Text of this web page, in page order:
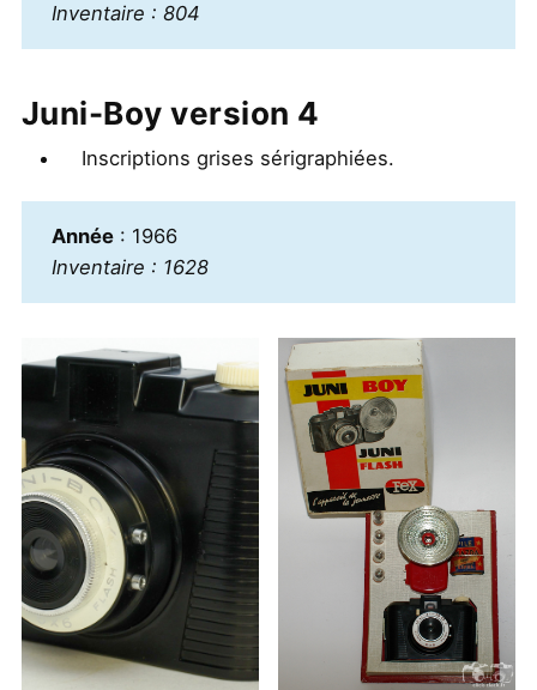
Inventaire : 804
Juni-Boy version 4
Inscriptions grises sérigraphiées.
Année: 1966
Inventaire : 1628